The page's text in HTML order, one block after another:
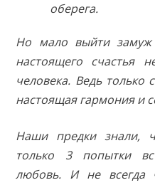
оберега.
Но мало выйти замуж
настоящего счастья
человека. Ведь
настоящая гармония и
Наши предки знали,
только 3 попытки
любовь. И не всегда